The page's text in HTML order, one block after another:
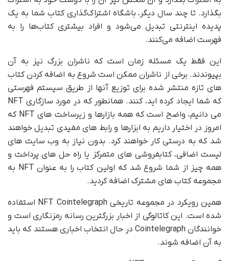
بگذارد. تا چند سال دیگر، باشگاه اشتراک‌گذاری کتاب شما به یک
پدیده اینترنتی تبدیل می‌شود و افراد بیشتری کتاب‌ها را به
فهرست اضافه می‌کنند.
این فقط یک مسئله زمان است که ناشران بزرگ نیز به آن
بپیوندند. برخی از ناشران ممکن است شروع به اضافه کردن کتاب
های تازه منتشر شده برای توزیع آنها از طریق سیستم فهرستی
که شما ایجاد کرده اید، کنند. همانطور که در مورد سازگاری NFT
می دانیم، واضح است که همه بازارها و زیرساخت های NFT که
امروز در اختیار داریم به ابزارها و رابط های مفیدی تبدیل خواهند
شد که به درستی کار خواهند کرد. بدون نیاز به وب سایت های
لیست اضافی، کتابفروشی های متمرکز یا راه حل های پرداخت و
همه چیز از شما شروع شد که اولین کتاب را به عنوان NFT به
مجموعه کتاب های مشترک اضافه کردید.
همین رویکرد در مجموعه تاریخی NFT Cointelegraph استفاده
شده است. این کاتالوگی از اخبار بزرگترین رسانه رمزنگاری است و
خوانندگان Cointelegraph در حال انتخاب اخباری هستند که باید
به آن اضافه شوند.